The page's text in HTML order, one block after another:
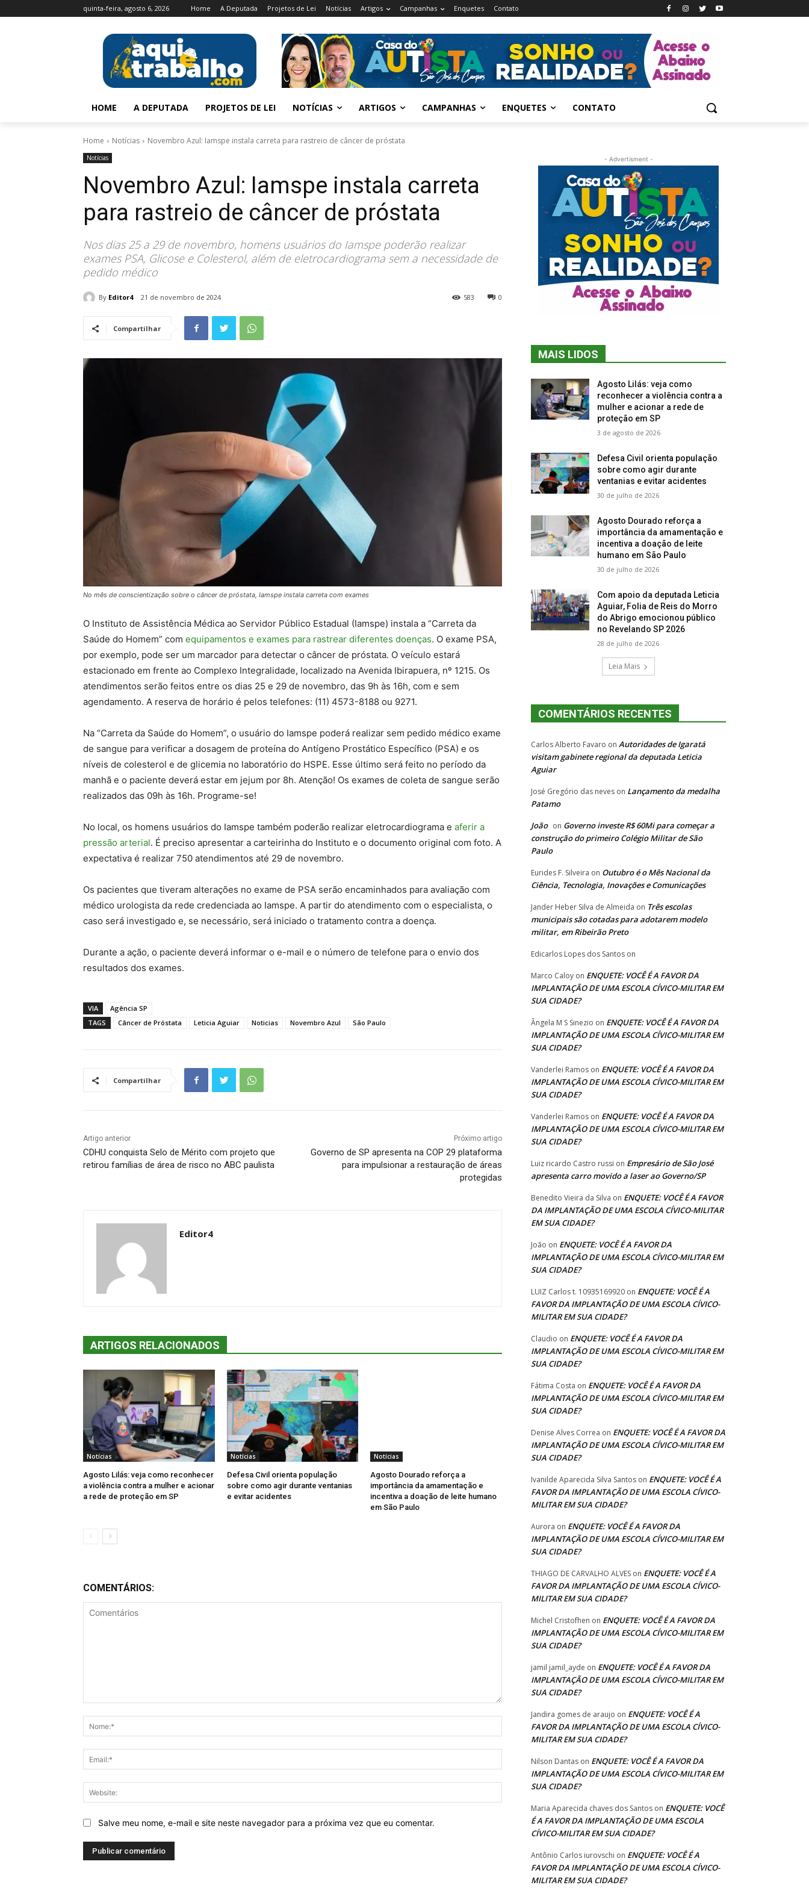
quinta-feira, agosto 6, 2026 Home A Deputada Projetos de Lei Notícias Artigos Campanhas Enquetes Contato
HOME A DEPUTADA PROJETOS DE LEI NOTÍCIAS ARTIGOS CAMPANHAS ENQUETES CONTATO
Home Notícias Novembro Azul: Iamspe instala carreta para rastreio de câncer de próstata
Notícias
Novembro Azul: Iamspe instala carreta
para rastreio de câncer de próstata
Nos dias 25 a 29 de novembro, homens usuários do Iamspe poderão realizar
exames PSA, Glicose e Colesterol, além de eletrocardiograma sem a necessidade de
pedido médico
By Editor4 21 de novembro de 2024 0
583
Compartilhar
No mês de conscientização sobre o câncer de próstata, Iamspe instala carreta com exames
O Instituto de Assistência Médica ao Servidor Público Estadual (Iamspe) instala a “Carreta da
Saúde do Homem” com equipamentos e exames para rastrear diferentes doenças. O exame PSA,
por exemplo, pode ser um marcador para detectar o câncer de próstata. O veículo estará
estacionado em frente ao Complexo Integralidade, localizado na Avenida Ibirapuera, nº 1215. Os
atendimentos serão feitos entre os dias 25 e 29 de novembro, das 9h às 16h, com e sem
agendamento. A reserva de horário é pelos telefones: (11) 4573-8188 ou 9271.
Na “Carreta da Saúde do Homem”, o usuário do Iamspe poderá realizar sem pedido médico exame
de sangue para verificar a dosagem de proteína do Antígeno Prostático Específico (PSA) e os
níveis de colesterol e de glicemia no laboratório do HSPE. Esse último será feito no período da
manhã e o paciente deverá estar em jejum por 8h. Atenção! Os exames de coleta de sangue serão
realizados das 09h às 16h. Programe-se!
No local, os homens usuários do Iamspe também poderão realizar eletrocardiograma e aferir a
pressão arterial. É preciso apresentar a carteirinha do Instituto e o documento original com foto. A
expectativa é realizar 750 atendimentos até 29 de novembro.
Os pacientes que tiveram alterações no exame de PSA serão encaminhados para avaliação com
médico urologista da rede credenciada ao Iamspe. A partir do atendimento com o especialista, o
caso será investigado e, se necessário, será iniciado o tratamento contra a doença.
Durante a ação, o paciente deverá informar o e-mail e o número de telefone para o envio dos
resultados dos exames.
VIA
Agência SP
TAGS
Câncer de Próstata Leticia Aguiar Noticias Novembro Azul São Paulo
Compartilhar
Artigo anterior
CDHU conquista Selo de Mérito com projeto que
retirou famílias de área de risco no ABC paulista
Próximo artigo
Governo de SP apresenta na COP 29 plataforma
para impulsionar a restauração de áreas
protegidas
Editor4
ARTIGOS RELACIONADOS
Notícias
Agosto Lilás: veja como reconhecer
a violência contra a mulher e acionar
a rede de proteção em SP
Notícias
Defesa Civil orienta população
sobre como agir durante ventanias
e evitar acidentes
Notícias
Agosto Dourado reforça a
importância da amamentação e
incentiva a doação de leite humano
em São Paulo
COMENTÁRIOS:
Nome:*
Website:
Salve meu nome, e-mail e site neste navegador para a próxima vez que eu comentar.
- Advertisment -
MAIS LIDOS
Agosto Lilás: veja como
reconhecer a violência contra a
mulher e acionar a rede de
proteção em SP
3 de agosto de 2026
Defesa Civil orienta população
sobre como agir durante
ventanias e evitar acidentes
30 de julho de 2026
Agosto Dourado reforça a
importância da amamentação e
incentiva a doação de leite
humano em São Paulo
30 de julho de 2026
Com apoio da deputada Leticia
Aguiar, Folia de Reis do Morro
do Abrigo emocionou público
no Revelando SP 2026
28 de julho de 2026
Leia Mais
COMENTÁRIOS RECENTES
Carlos Alberto Favaro on Autoridades de Igaratá
visitam gabinete regional da deputada Leticia
Aguiar
José Gregório das neves on Lançamento da medalha
Patamo
João on Governo investe R$ 60Mi para começar a
construção do primeiro Colégio Militar de São
Paulo
Eurides F. Silveira on Outubro é o Mês Nacional da
Ciência, Tecnologia, Inovações e Comunicações
Jander Heber Silva de Almeida on Três escolas
municipais são cotadas para adotarem modelo
militar, em Ribeirão Preto
Edicarlos Lopes dos Santos on
Marco Caloy on ENQUETE: VOCÊ É A FAVOR DA
IMPLANTAÇÃO DE UMA ESCOLA CÍVICO-MILITAR EM
SUA CIDADE?
Ângela M S Sinezio on ENQUETE: VOCÊ É A FAVOR DA
IMPLANTAÇÃO DE UMA ESCOLA CÍVICO-MILITAR EM
SUA CIDADE?
Vanderlei Ramos on ENQUETE: VOCÊ É A FAVOR DA
IMPLANTAÇÃO DE UMA ESCOLA CÍVICO-MILITAR EM
SUA CIDADE?
Vanderlei Ramos on ENQUETE: VOCÊ É A FAVOR DA
IMPLANTAÇÃO DE UMA ESCOLA CÍVICO-MILITAR EM
SUA CIDADE?
Luiz ricardo Castro russi on Empresário de São José
apresenta carro movido a laser ao Governo/SP
Benedito Vieira da Silva on ENQUETE: VOCÊ É A FAVOR
DA IMPLANTAÇÃO DE UMA ESCOLA CÍVICO-MILITAR
EM SUA CIDADE?
João on ENQUETE: VOCÊ É A FAVOR DA
IMPLANTAÇÃO DE UMA ESCOLA CÍVICO-MILITAR EM
SUA CIDADE?
LUIZ Carlos t. 10935169920 on ENQUETE: VOCÊ É A
FAVOR DA IMPLANTAÇÃO DE UMA ESCOLA CÍVICO-
MILITAR EM SUA CIDADE?
Claudio on ENQUETE: VOCÊ É A FAVOR DA
IMPLANTAÇÃO DE UMA ESCOLA CÍVICO-MILITAR EM
SUA CIDADE?
Fátima Costa on ENQUETE: VOCÊ É A FAVOR DA
IMPLANTAÇÃO DE UMA ESCOLA CÍVICO-MILITAR EM
SUA CIDADE?
Denise Alves Correa on ENQUETE: VOCÊ É A FAVOR DA
IMPLANTAÇÃO DE UMA ESCOLA CÍVICO-MILITAR EM
SUA CIDADE?
Ivanilde Aparecida Silva Santos on ENQUETE: VOCÊ É A
FAVOR DA IMPLANTAÇÃO DE UMA ESCOLA CÍVICO-
MILITAR EM SUA CIDADE?
Aurora on ENQUETE: VOCÊ É A FAVOR DA
IMPLANTAÇÃO DE UMA ESCOLA CÍVICO-MILITAR EM
SUA CIDADE?
THIAGO DE CARVALHO ALVES on ENQUETE: VOCÊ É A
FAVOR DA IMPLANTAÇÃO DE UMA ESCOLA CÍVICO-
MILITAR EM SUA CIDADE?
Michel Cristofhen on ENQUETE: VOCÊ É A FAVOR DA
IMPLANTAÇÃO DE UMA ESCOLA CÍVICO-MILITAR EM
SUA CIDADE?
jamil jamil_ayde on ENQUETE: VOCÊ É A FAVOR DA
IMPLANTAÇÃO DE UMA ESCOLA CÍVICO-MILITAR EM
SUA CIDADE?
Jandira gomes de araujo on ENQUETE: VOCÊ É A
FAVOR DA IMPLANTAÇÃO DE UMA ESCOLA CÍVICO-
MILITAR EM SUA CIDADE?
Nilson Dantas on ENQUETE: VOCÊ É A FAVOR DA
IMPLANTAÇÃO DE UMA ESCOLA CÍVICO-MILITAR EM
SUA CIDADE?
Maria Aparecida chaves dos Santos on ENQUETE: VOCÊ
É A FAVOR DA IMPLANTAÇÃO DE UMA ESCOLA
CÍVICO-MILITAR EM SUA CIDADE?
Antônio Carlos iurovschi on ENQUETE: VOCÊ É A
FAVOR DA IMPLANTAÇÃO DE UMA ESCOLA CÍVICO-
MILITAR EM SUA CIDADE?